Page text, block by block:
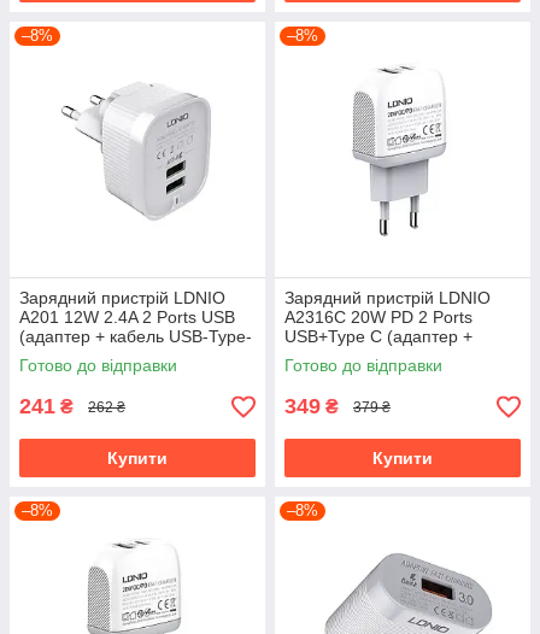
–8%
Зарядний пристрій LDNIO
A201 12W 2.4A 2 Ports USB
(адаптер + кабель USB-Type-
C)
Готово до відправки
241 ₴ 262 ₴
Купити
–8%
Зарядний пристрій LDNIO
A2316C 20W PD 2 Ports
USB+Type C (адаптер +
кабель USB-Lightining)
Готово до відправки
349 ₴ 379 ₴
Купити
–8% –8%